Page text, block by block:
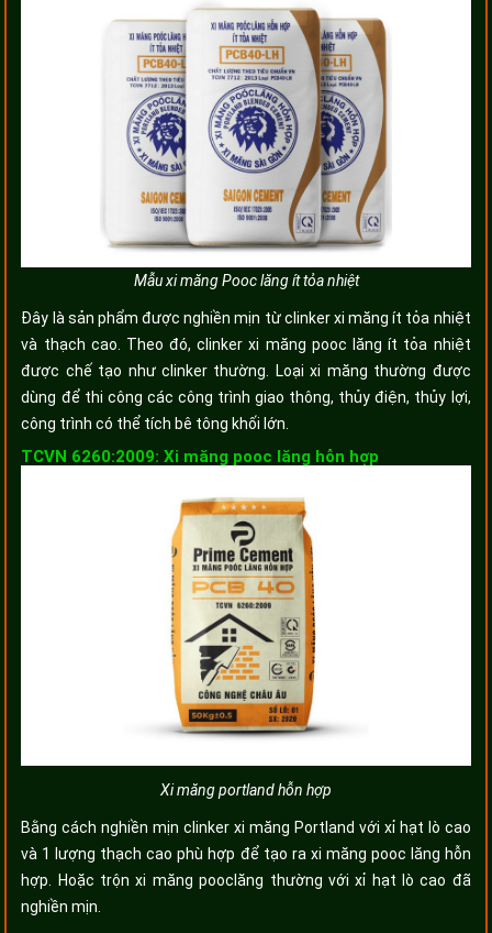
Mẫu xi măng Pooc lăng ít tỏa nhiệt
Đây là sản phẩm được nghiền mịn từ clinker xi măng ít tỏa nhiệt
và thạch cao. Theo đó, clinker xi măng pooc lăng ít tỏa nhiệt
được chế tạo như clinker thường. Loại xi măng thường được
dùng để thi công các công trình giao thông, thủy điện, thủy lợi,
công trình có thể tích bê tông khối lớn.
TCVN 6260:2009: Xi măng pooc lăng hỗn hợp
Xi măng portland hỗn hợp
Bằng cách nghiền mịn clinker xi măng Portland với xỉ hạt lò cao
và 1 lượng thạch cao phù hợp để tạo ra xi măng pooc lăng hỗn
hợp. Hoặc trộn xi măng pooclăng thường với xỉ hạt lò cao đã
nghiền mịn.